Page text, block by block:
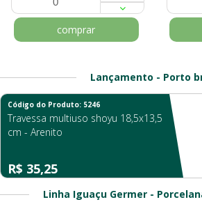
comprar
Lançamento - Porto
Código do Produto: 5246
Travessa multiuso shoyu 18,5x13,5
cm - Arenito
R$ 35,25
Linha Iguaçu Germer -